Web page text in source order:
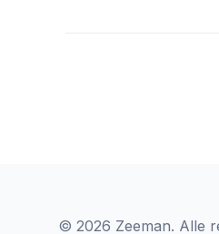
© 2026 Zeeman. Alle